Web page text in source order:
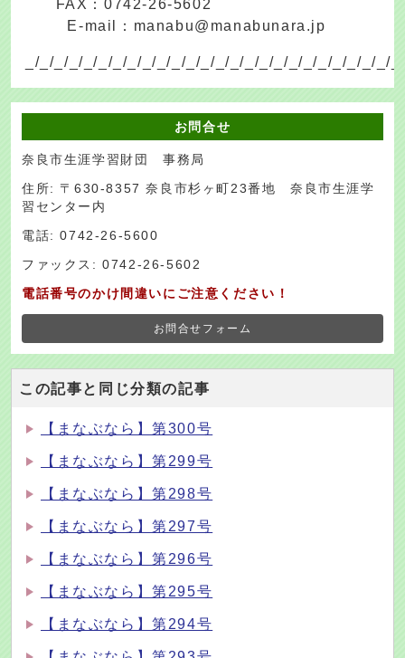
FAX：0742-26-5602
E-mail：manabu@manabunara.jp
_/_/_/_/_/_/_/_/_/_/_/_/_/_/_/_/_/_/_/_/_/_/_/_/_/
お問合せ
奈良市生涯学習財団 事務局
住所: 〒630-8357 奈良市杉ヶ町23番地 奈良市生涯学
習センター内
電話: 0742-26-5600
ファックス: 0742-26-5602
電話番号のかけ間違いにご注意ください！
お問合せフォーム
この記事と同じ分類の記事
【まなぶなら】第300号
【まなぶなら】第299号
【まなぶなら】第298号
【まなぶなら】第297号
【まなぶなら】第296号
【まなぶなら】第295号
【まなぶなら】第294号